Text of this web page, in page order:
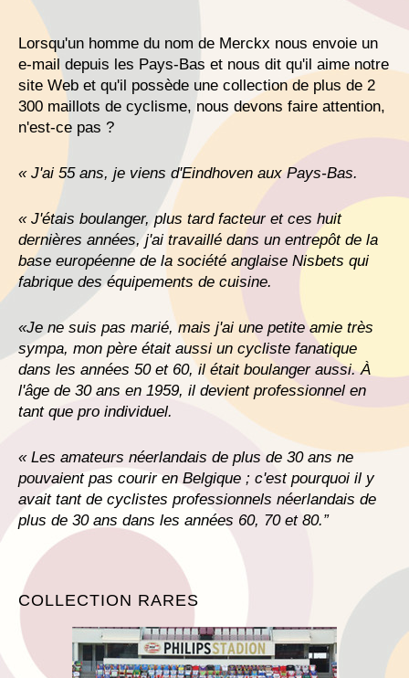
Lorsqu'un homme du nom de Merckx nous envoie un
e-mail depuis les Pays-Bas et nous dit qu'il aime notre
site Web et qu'il possède une collection de plus de 2
300 maillots de cyclisme, nous devons faire attention,
n'est-ce pas ?
« J'ai 55 ans, je viens d'Eindhoven aux Pays-Bas.
« J'étais boulanger, plus tard facteur et ces huit
dernières années, j'ai travaillé dans un entrepôt de la
base européenne de la société anglaise Nisbets qui
fabrique des équipements de cuisine.
«Je ne suis pas marié, mais j'ai une petite amie très
sympa, mon père était aussi un cycliste fanatique
dans les années 50 et 60, il était boulanger aussi. À
l'âge de 30 ans en 1959, il devient professionnel en
tant que pro individuel.
« Les amateurs néerlandais de plus de 30 ans ne
pouvaient pas courir en Belgique ; c'est pourquoi il y
avait tant de cyclistes professionnels néerlandais de
plus de 30 ans dans les années 60, 70 et 80.”
COLLECTION RARES